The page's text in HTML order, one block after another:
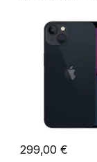
299,00€